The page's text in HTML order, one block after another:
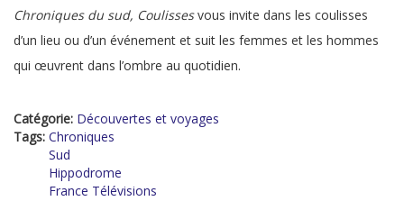
Chroniques du sud, Coulissesvous invite dans les coulisses
d’un lieu ou d’un événement et suit les femmes et les hommes
qui œuvrent dans l’ombre au quotidien.
Catégorie: Découvertes et voyages
Tags: Chroniques
Sud
Hippodrome
France Télévisions